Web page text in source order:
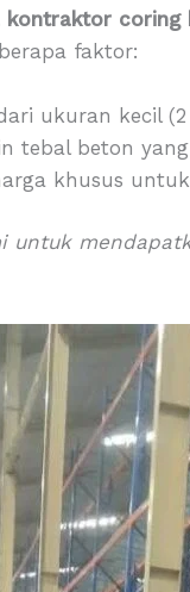
kontraktor coring
faktor:
ukuran kecil
tebal beton
khusus
untuk